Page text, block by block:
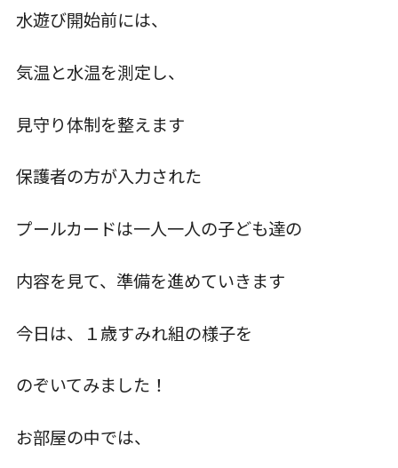
こじかKIDSクラブ
草深こじか保育園
（幼保連携型認定こども園）
水遊び開始前には、
気温と水温を測定し、
見守り体制を整えます
保護者の方が入力された
プールカードは一人一人の子ども達の
内容を見て、準備を進めていきます
今日は、１歳すみれ組の様子を
のぞいてみました！
お部屋の中では、